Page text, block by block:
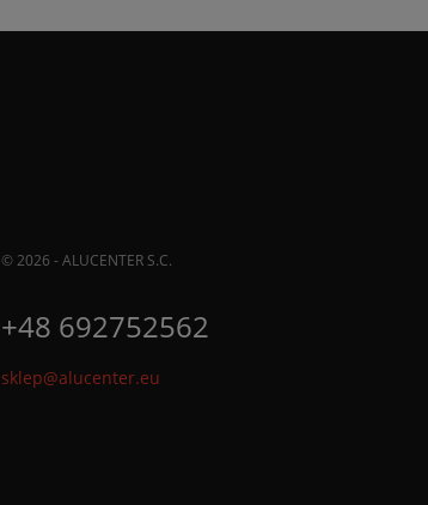
© 2026 - ALUCENTER S.C.
+48 692752562
sklep@alucenter.eu